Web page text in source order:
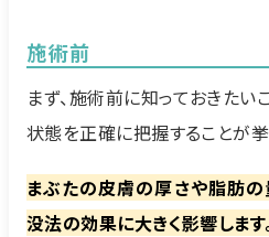
施術前
まず、施術前に知っておきたい
状態を正確に把握することが挙
まぶたの皮膚の厚さや脂肪の
没法の効果に大きく影響します